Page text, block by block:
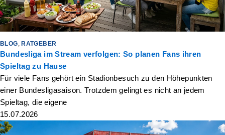
BLOG ,RATGEBER
Bundesliga im Stream verfolgen: So planen Fans ihren
Spieltag zu Hause
Für viele Fans gehört ein Stadionbesuch zu den Höhepunkten
einer Bundesligasaison. Trotzdem gelingt es nicht an jedem
Spieltag, die eigene
15.07.2026